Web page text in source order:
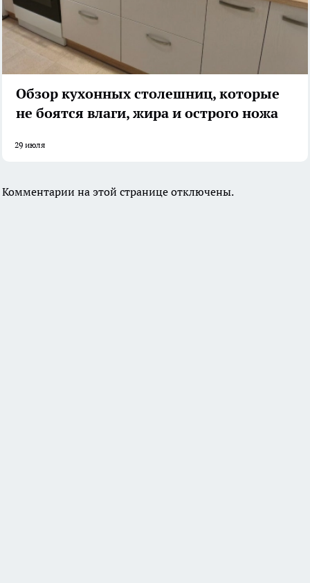
Обзор кухонных столешниц, которые
не боятся влаги, жира и острого ножа
29 июля
Комментарии на этой странице отключены.